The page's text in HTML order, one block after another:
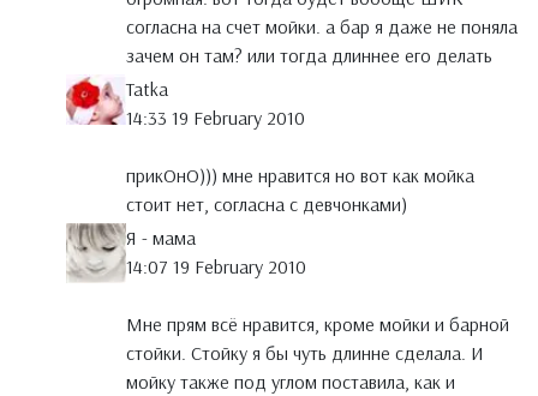
согласна на счет мойки. а бар я даже не поняла
зачем он там? или тогда длиннее его делать
Tatka
14:33 19 February 2010
прикОнО))) мне нравится но вот как мойка
стоит нет, согласна с девчонками)
Я - мама
14:07 19 February 2010
Мне прям всё нравится, кроме мойки и барной
стойки. Стойку я бы чуть длинне сделала. И
мойку также под углом поставила, как и